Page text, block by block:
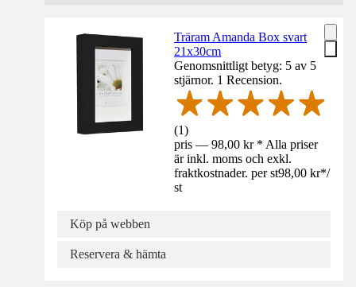
Träram Amanda Box svart
21x30cm
Genomsnittligt betyg: 5 av 5
stjärnor. 1 Recension.
(1)
pris — 98,00 kr * Alla priser
är inkl. moms och exkl.
fraktkostnader. per st98,00 kr*/
st
Köp på webben
Reservera & hämta